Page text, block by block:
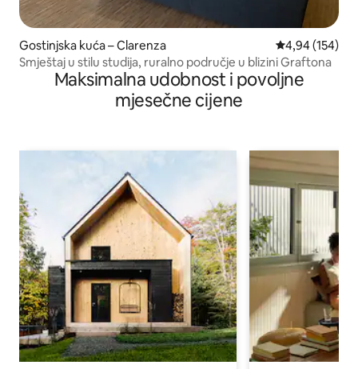
Gostinjska kuća – Clarenza Prosječna
4,94 (154)
Smještaj u stilu studija, ruralno područje u blizini Graftona
Maksimalna udobnost i povoljne
mjesečne cijene